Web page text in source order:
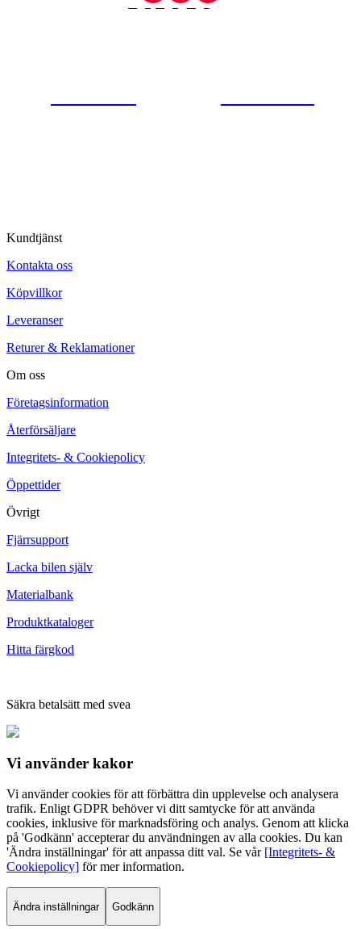
Kundtjänst
Kontakta oss
Köpvillkor
Leveranser
Returer & Reklamationer
Om oss
Företagsinformation
Återförsäljare
Integritets- & Cookiepolicy
Öppettider
Övrigt
Fjärrsupport
Lacka bilen själv
Materialbank
Produktkataloger
Hitta färgkod
Säkra betalsätt med svea
Vi använder kakor
Vi använder cookies för att förbättra din upplevelse och analysera
trafik. Enligt GDPR behöver vi ditt samtycke för att använda
cookies, inklusive för marknadsföring och analys. Genom att klicka
på 'Godkänn' accepterar du användningen av alla cookies. Du kan
'Ändra inställningar' för att anpassa ditt val. Se vår [Integritets- &
Cookiepolicy] för mer information.
Ändra inställningar Godkänn